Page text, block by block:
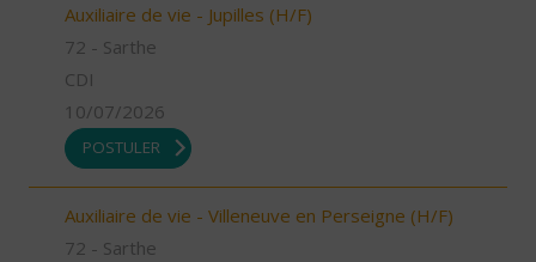
Auxiliaire de vie - Jupilles (H/F)
72 - Sarthe
CDI
10/07/2026
POSTULER
Auxiliaire de vie - Villeneuve en Perseigne (H/F)
72 - Sarthe